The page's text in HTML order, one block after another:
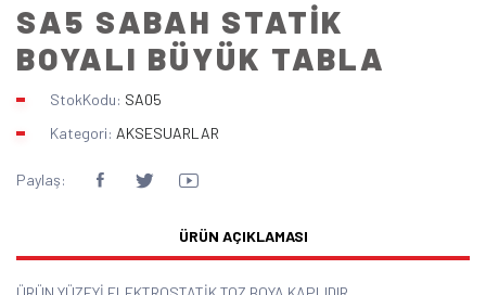
SA5 SABAH STATİK
BOYALI BÜYÜK TABLA
StokKodu: SA05
Kategori: AKSESUARLAR
Paylaş:
ÜRÜN AÇIKLAMASI